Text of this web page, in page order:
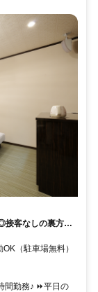
接客なしの裏方ス
「岩井IC」降りてスグ♪ 車通勤OK（駐車場無料）
間勤務♪ ⏩平日の